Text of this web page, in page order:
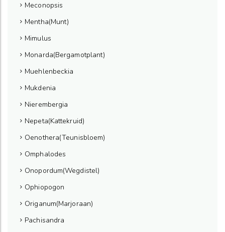
Meconopsis
Mentha(Munt)
Mimulus
Monarda(Bergamotplant)
Muehlenbeckia
Mukdenia
Nierembergia
Nepeta(Kattekruid)
Oenothera(Teunisbloem)
Omphalodes
Onopordum(Wegdistel)
Ophiopogon
Origanum(Marjoraan)
Pachisandra